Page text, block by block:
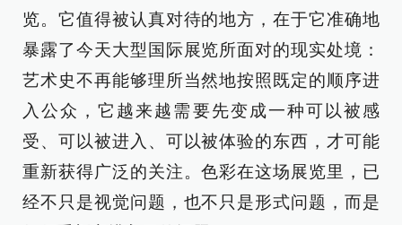
览。它值得被认真对待的地方，在于它准确地
暴露了今天大型国际展览所面对的现实处境：
艺术史不再能够理所当然地按照既定的顺序进
入公众，它越来越需要先变成一种可以被感
受、可以被进入、可以被体验的东西，才可能
重新获得广泛的关注。色彩在这场展览里，已
经不只是视觉问题，也不只是形式问题，而是